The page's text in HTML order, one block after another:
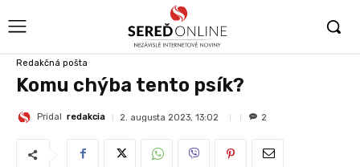
Redakčná pošta
Komu chýba tento psík?
Pridal redakcia 2. augusta 2023, 13:02 2